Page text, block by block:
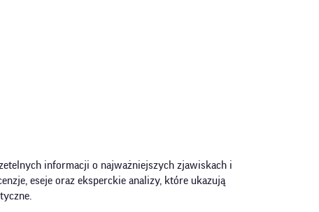
informacji o najważniejszych zjawiskach i
eseje oraz eksperckie analizy, które ukazują